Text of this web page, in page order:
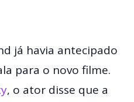
já havia antecipado
para o novo filme.
, o ator disse que a